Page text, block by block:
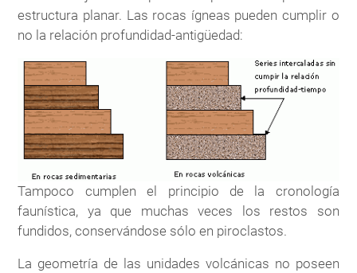
estructura planar. Las rocas ígneas pueden cumplir o
no la relación profundidad-antigüedad:
Tampoco cumplen el principio de la cronología
faunística, ya que muchas veces los restos son
fundidos, conservándose sólo en piroclastos.
La geometría de las unidades volcánicas no poseen